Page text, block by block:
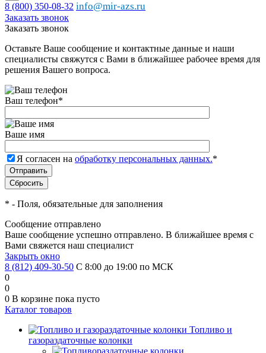
8 (800) 350-08-32 info@mir-azs.ru
Заказать звонок
Заказать звонок
Оставьте Ваше сообщение и контактные данные и наши
специалисты свяжутся с Вами в ближайшее рабочее время для
решения Вашего вопроса.
Ваш телефон*
Ваше имя
Я согласен на обработку персональных данных.*
* - Поля, обязательные для заполнения
Сообщение отправлено
Ваше сообщение успешно отправлено. В ближайшее время с
Вами свяжется наш специалист
Закрыть окно
8 (812) 409-30-50 С 8:00 до 19:00 по МСК
0
0
0 В корзине пока пусто
Каталог товаров
Топливо и
газораздаточные колонки